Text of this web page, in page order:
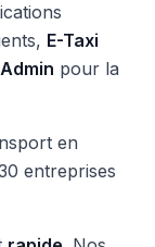
E-Taxi
pour la
en
entreprises